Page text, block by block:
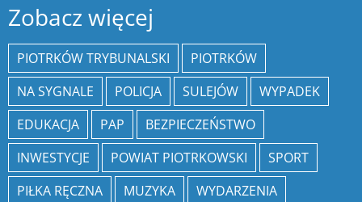
Zobacz więcej
PIOTRKÓW TRYBUNALSKI
PIOTRKÓW
NA SYGNALE
POLICJA SULEJÓW
WYPADEK
EDUKACJA
PAP
BEZPIECZEŃSTWO
INWESTYCJE
POWIAT PIOTRKOWSKI
SPORT
PIŁKA RĘCZNA
MUZYKA
WYDARZENIA